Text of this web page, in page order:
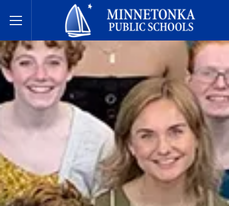
Toggle Menu
Javne škole Minnetonke